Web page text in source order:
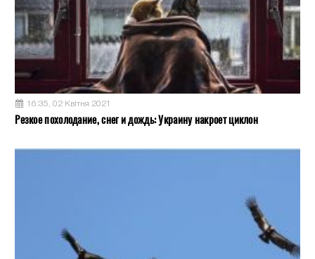
16:35, 02 Квітня 2021
Резкое похолодание, снег и дождь: Украину накроет циклон